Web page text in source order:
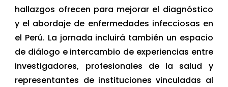
hallazgos ofrecen para mejorar el diagnóstico
y el abordaje de enfermedades infecciosas en
el Perú. La jornada incluirá también un espacio
de diálogo e intercambio de experiencias entre
investigadores, profesionales de la salud y
representantes de instituciones vinculadas al